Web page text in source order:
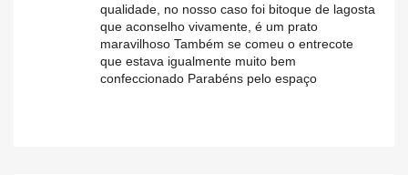
qualidade, no nosso caso foi bitoque de lagosta
que aconselho vivamente, é um prato
maravilhoso Também se comeu o entrecote
que estava igualmente muito bem
confeccionado Parabéns pelo espaço